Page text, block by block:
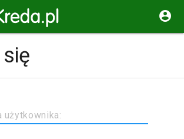

użytkownika: